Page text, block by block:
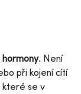
hormony. Není
při kojení cítí
které se v